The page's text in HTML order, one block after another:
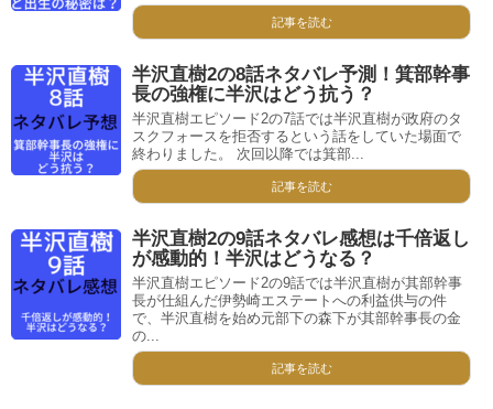
記事を読む
半沢直樹2の8話ネタバレ予測！箕部幹事
長の強権に半沢はどう抗う？
半沢直樹エピソード2の7話では半沢直樹が政府のタ
スクフォースを拒否するという話をしていた場面で
終わりました。 次回以降では箕部...
記事を読む
半沢直樹2の9話ネタバレ感想は千倍返し
が感動的！半沢はどうなる？
半沢直樹エピソード2の9話では半沢直樹が其部幹事
長が仕組んだ伊勢崎エステートへの利益供与の件
で、半沢直樹を始め元部下の森下が其部幹事長の金
の...
記事を読む